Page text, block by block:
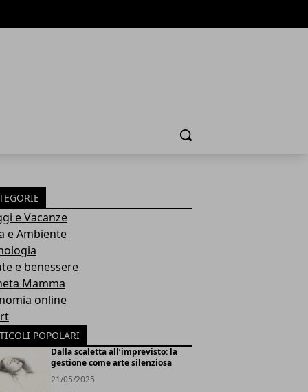
Cerca
e Vacanze
e Ambiente
e benessere
Mamma
online
POPOLARI
Dalla scaletta all’imprevisto: la
gestione come arte silenziosa
21/05/2025